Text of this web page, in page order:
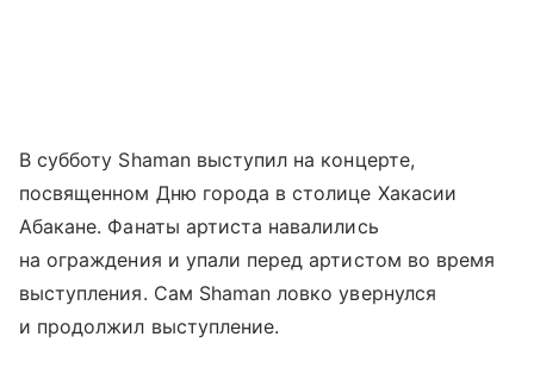
В субботу Shaman выступил на концерте,
посвященном Дню города в столице Хакасии
Абакане. Фанаты артиста навалились
на ограждения и упали перед артистом во время
выступления. Сам Shaman ловко увернулся
и продолжил выступление.